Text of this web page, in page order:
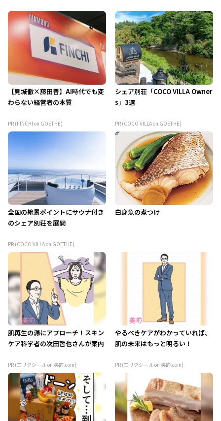
【見城徹×藤田晋】AI時代でも変
わらない経営者の本質
PR (FINCHI on GOETHE)
シェア別荘「COCO VILLA Owner
s」3選
PR (COCO VILLA on GOETHE)
全国の絶景ポイントにサウナ付き
のシェア別荘を展開
PR (COCO VILLA on GOETHE)
白身魚の煮つけ
肌再生の源にアプローチ！スキン
ケア科学者の次田哲也さんが案内
PR (エリクシール on 美的.com)
やるべきケアがわかっていれば、
肌の未来はもっと明るい！
PR (エリクシール on 美的.com)